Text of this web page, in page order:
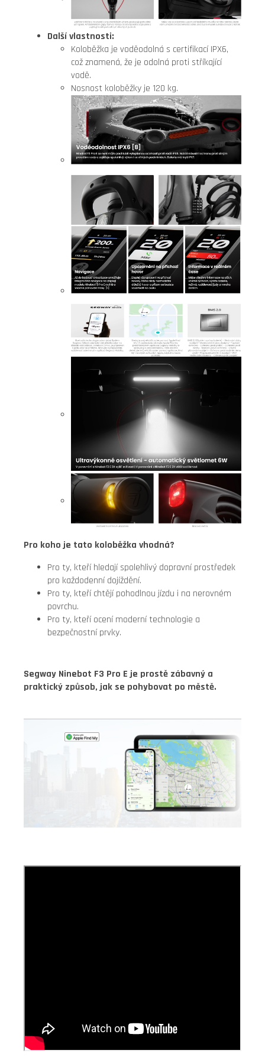
Další vlastnosti:
Koloběžka je voděodolná s certifikací IPX6,
což znamená, že je odolná proti stříkající
vodě.
Nosnost koloběžky je 120 kg.
Pro koho je tato koloběžka vhodná?
Pro ty, kteří hledají spolehlivý dopravní prostředek
pro každodenní dojíždění.
Pro ty, kteří chtějí pohodlnou jízdu i na nerovném
povrchu.
Pro ty, kteří ocení moderní technologie a
bezpečnostní prvky.
Segway Ninebot F3 Pro E je prostě zábavný a
praktický způsob, jak se pohybovat po městě.